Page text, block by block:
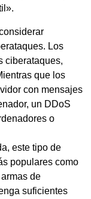
Los
ciberataques,
que los
con mensajes
un DDoS
o
este tipo de
populares como
de
suficientes